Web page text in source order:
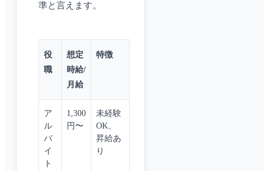
準と言えます。
役
職
想定
時給/
月給
特徴
ア
ル
バ
イ
ト
1,300
円〜
未経験
OK、
昇給あ
り